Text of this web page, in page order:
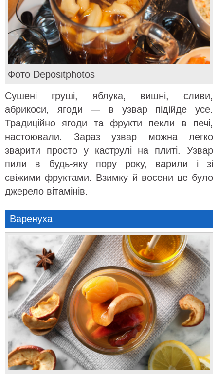
Фото Depositphotos
Сушені груші, яблука, вишні, сливи,
абрикоси, ягоди — в узвар підійде усе.
Традиційно ягоди та фрукти пекли в печі,
настоювали. Зараз узвар можна легко
зварити просто у каструлі на плиті. Узвар
пили в будь-яку пору року, варили і зі
свіжими фруктами. Взимку й восени це було
джерело вітамінів.
Варенуха